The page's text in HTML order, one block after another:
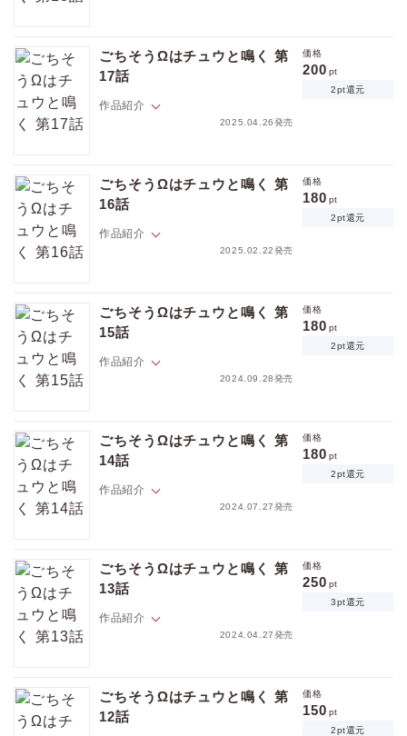
編集者、捕食・被食関係という立場や危機を乗り超えて結ばれたふた
り。
プロポーズを経て、いよいよ結婚秒読み！しかし、宇迦野の実家との格
の違いに尻込みをするさちおは…。
捕食者α×被食者Ω、本能と恋心が錯綜する新感覚オメガバース！
ごちそうΩはチュウと鳴く 第
17話
作品紹介
2025.04.26発売
価格
200 pt
2pt還元
編集者、捕食・被食関係という立場や危機を乗り超えて結ばれたふた
り。
プロポーズを経て、いよいよ結婚秒読み！しかし、宇迦野の実家との格
の違いに尻込みをするさちおは…。
捕食者α×被食者Ω、本能と恋心が錯綜する新感覚オメガバース！
ごちそうΩはチュウと鳴く 第
16話
作品紹介
2025.02.22発売
価格
180 pt
2pt還元
編集者、捕食・被食関係という立場や危機を乗り超えて結ばれたふた
り。
プロポーズを経て、いよいよ結婚秒読み！しかし、宇迦野の実家との格
の違いに尻込みをするさちおは…。
捕食者α×被食者Ω、本能と恋心が錯綜する新感覚オメガバース！
ごちそうΩはチュウと鳴く 第
15話
作品紹介
2024.09.28発売
価格
180 pt
2pt還元
編集者、捕食・被食関係という立場や危機を乗り超えて結ばれたふた
り。プロポーズを経て、いよいよ結婚秒読み！しかし、宇迦野の実家と
の格の違いに尻込みをするさちおは…。
捕食者α×被食者Ω、本能と恋心が錯綜する新感覚オメガバース！
ごちそうΩはチュウと鳴く 第
14話
作品紹介
2024.07.27発売
価格
180 pt
2pt還元
編集者、捕食・被食関係という立場や危機を乗り超えて結ばれたふた
り。プロポーズを経て、いよいよ結婚秒読み！しかし、宇迦野の実家と
の格の違いに尻込みをするさちおは…。
捕食者α×被食者Ω、本能と恋心が錯綜する新感覚オメガバース！
ごちそうΩはチュウと鳴く 第
13話
作品紹介
2024.04.27発売
価格
250 pt
3pt還元
編集者、捕食・被食関係という立場や危機を乗り超えて結ばれたふた
り。プロポーズを経て、いよいよ結婚秒読み！しかし、宇迦野の実家と
の格の違いに尻込みをするさちおは…。
ごちそうΩはチュウと鳴く 第
12話
価格
150 pt
2pt還元
価格
pt還元
ポイントを消費して購入するにはログイン・会員登録が必要です